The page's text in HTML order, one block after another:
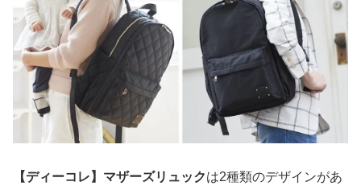
【ディーコレ】マザーズリュックは2種類のデザインがあ